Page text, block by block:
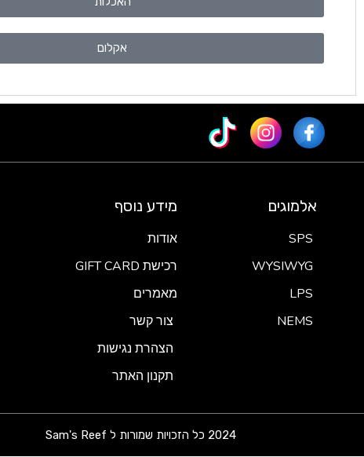
אקלום
אלמוגים
SPS
WYSIWYG
LPS
NEMS
מידע נוסף
אודות
רכישת GIFT CARD
מאמרים
צור קשר
הצהרת נגישות
תקנון האתר
2024 כל הזכויות שמורות ל Sam's Reef